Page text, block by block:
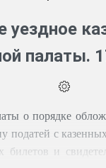
палаты.
о порядке
податей с
и